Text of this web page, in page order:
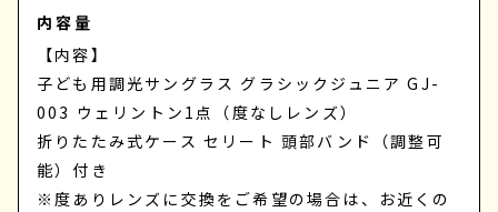
内容量
【内容】
子ども用調光サングラス グラシックジュニア GJ-
003 ウェリントン1点（度なしレンズ）
折りたたみ式ケース セリート 頭部バンド（調整可
能）付き
※度ありレンズに交換をご希望の場合は、お近くの